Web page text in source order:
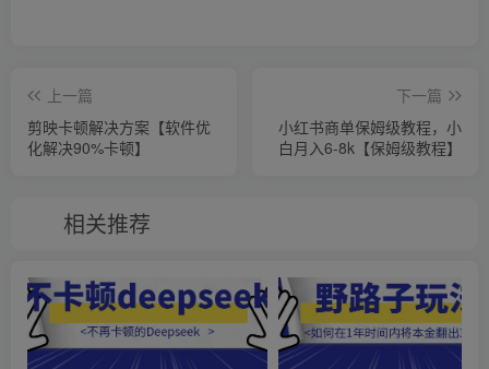
上一篇
剪映卡顿解决方案【软件优
化解决90%卡顿】
下一篇
小红书商单保姆级教程，小
白月入6-8k【保姆级教程】
相关推荐